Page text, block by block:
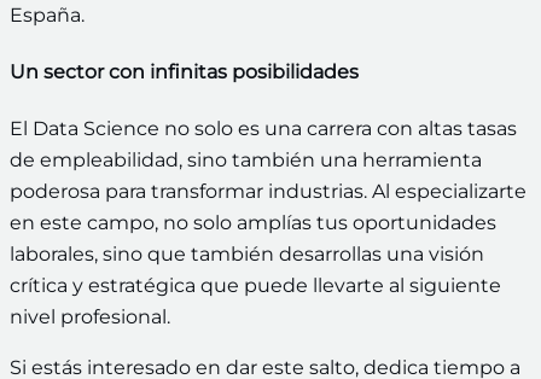
España.
Un sector con infinitas posibilidades
El Data Science no solo es una carrera con altas tasas
de empleabilidad, sino también una herramienta
poderosa para transformar industrias. Al especializarte
en este campo, no solo amplías tus oportunidades
laborales, sino que también desarrollas una visión
crítica y estratégica que puede llevarte al siguiente
nivel profesional.
Si estás interesado en dar este salto, dedica tiempo a